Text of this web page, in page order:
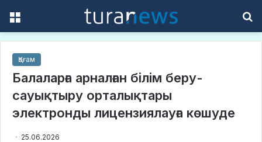
Қоғам
Балаларға арналған білім беру-
сауықтыру орталықтары
электронды лицензиялауға көшуде
25.06.2026